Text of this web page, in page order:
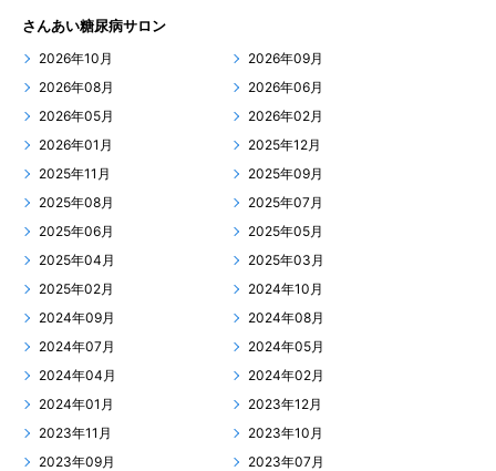
さんあい糖尿病サロン
2026年10月
2026年09月
2026年08月
2026年06月
2026年05月
2026年02月
2026年01月
2025年12月
2025年11月
2025年09月
2025年08月
2025年07月
2025年06月
2025年05月
2025年04月
2025年03月
2025年02月
2024年10月
2024年09月
2024年08月
2024年07月
2024年05月
2024年04月
2024年02月
2024年01月
2023年12月
2023年11月
2023年10月
2023年09月
2023年07月